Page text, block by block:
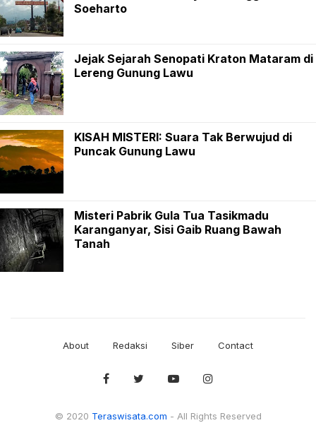
Soeharto
Jejak Sejarah Senopati Kraton Mataram di
Lereng Gunung Lawu
KISAH MISTERI: Suara Tak Berwujud di
Puncak Gunung Lawu
Misteri Pabrik Gula Tua Tasikmadu
Karanganyar, Sisi Gaib Ruang Bawah
Tanah
About Redaksi Siber Contact
© 2020 Teraswisata.com - All Rights Reserved